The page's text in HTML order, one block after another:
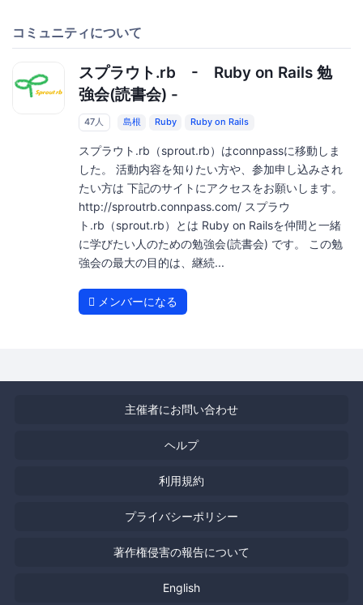
コミュニティについて
スプラウト.rb - Ruby on Rails 勉
強会(読書会) -
47人 島根 Ruby Ruby on Rails
スプラウト.rb（sprout.rb）はconnpassに移動しま
した。 活動内容を知りたい方や、参加申し込みされ
たい方は 下記のサイトにアクセスをお願いします。
http://sproutrb.connpass.com/ スプラウ
ト.rb（sprout.rb）とは Ruby on Railsを仲間と一緒
に学びたい人のための勉強会(読書会) です。 この勉
強会の最大の目的は、継続...
メンバーになる
主催者にお問い合わせ
ヘルプ
利用規約
プライバシーポリシー
著作権侵害の報告について
English